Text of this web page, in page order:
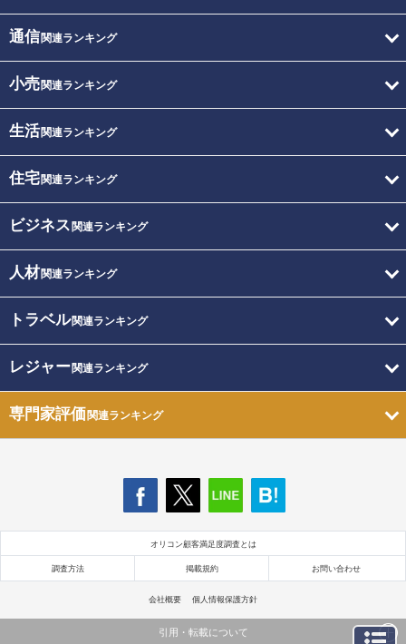
通信関連ランキング
小売関連ランキング
生活関連ランキング
住宅関連ランキング
ビジネス 関連ランキング
人材関連ランキング
トラベル関連ランキング
レジャー関連ランキング
専門家評価関連ランキング
オリコン顧客満足度調査とは
調査方法 掲載規約 お問い合わせ
会社概要 個人情報保護方針
引用・転載について